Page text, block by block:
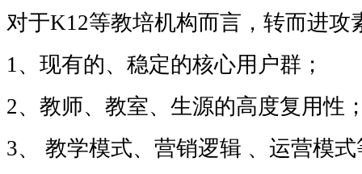
对于K12等教培机构而言，转而进攻
1、现有的、稳定的核心用户群；
2、教师、教室、生源的高度复用性
3、 教学模式、营销逻辑 、运营模